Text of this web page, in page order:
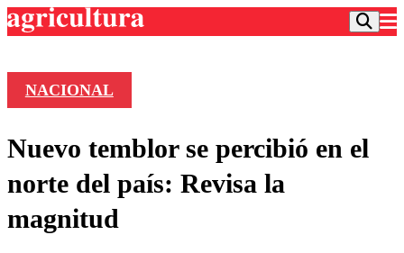
Frecuencias
Agricultura TV
Deportes
Colo Colo
Entretención
NACIONAL
Nuevo temblor se percibió en el
norte del país: Revisa la
magnitud